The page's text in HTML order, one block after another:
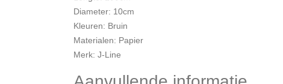
Diameter: 10cm
Kleuren: Bruin
Materialen: Papier
Merk: J-Line